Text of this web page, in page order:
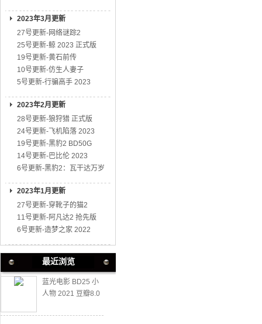
2023年3月更新
27号更新-网络谜踪2
25号更新-鲸 2023 正式版
19号更新-黄石前传
10号更新-仿生人妻子
5号更新-行骗高手 2023
2023年2月更新
28号更新-狼狩猎 正式版
24号更新-飞机陷落 2023
19号更新-黑豹2 BD50G
14号更新-巴比伦 2023
6号更新-黑豹2：瓦干达万岁
2023年1月更新
27号更新-穿靴子的猫2
11号更新-阿凡达2 抢先版
6号更新-造梦之家 2022
最近浏览
蓝光电影 BD25 小
人物 2021 豆瓣8.0